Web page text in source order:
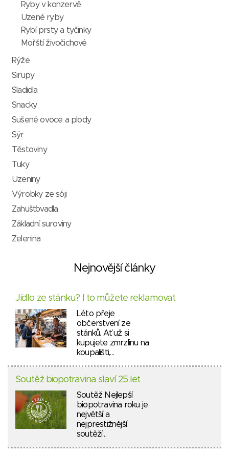
Ryby v konzervě
Uzené ryby
Rybí prsty a tyčinky
Mořští živočichové
Rýže
Sirupy
Sladidla
Snacky
Sušené ovoce a plody
Sýr
Těstoviny
Tuky
Uzeniny
Výrobky ze sóji
Zahušťovadla
Základní suroviny
Zelenina
Nejnovější články
Jídlo ze stánku? I to můžete reklamovat
Léto přeje
občerstvení ze
stánků. Ať už si
kupujete zmrzlinu na
koupališti,…
Soutěž biopotravina slaví 25 let
Soutěž Nejlepší
biopotravina roku je
největší a
nejprestižnější
soutěží…